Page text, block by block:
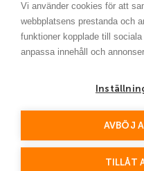
Vi använder cookies för att
webbplatsens prestanda och
funktioner kopplade till
anpassa innehåll och
AVBÖJ
TILLÅT
This site is protected by
Policy and